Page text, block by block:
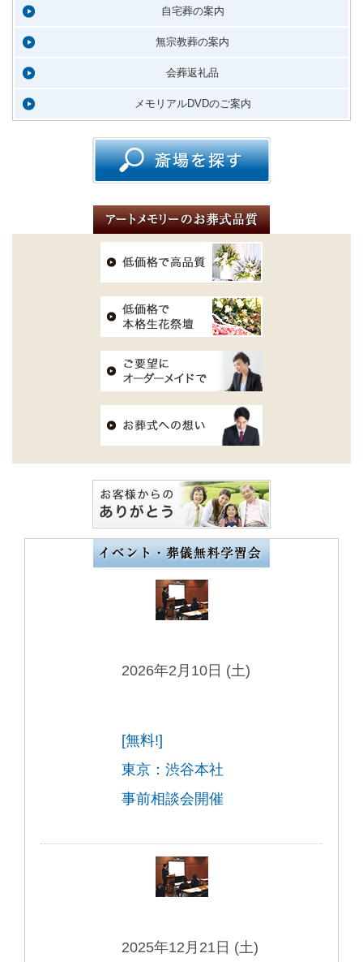
自宅葬の案内
無宗教葬の案内
会葬返礼品
メモリアルDVDのご案内
2026年2月10日 (土)
[無料!]
東京：渋谷本社
事前相談会開催
2025年12月21日 (土)